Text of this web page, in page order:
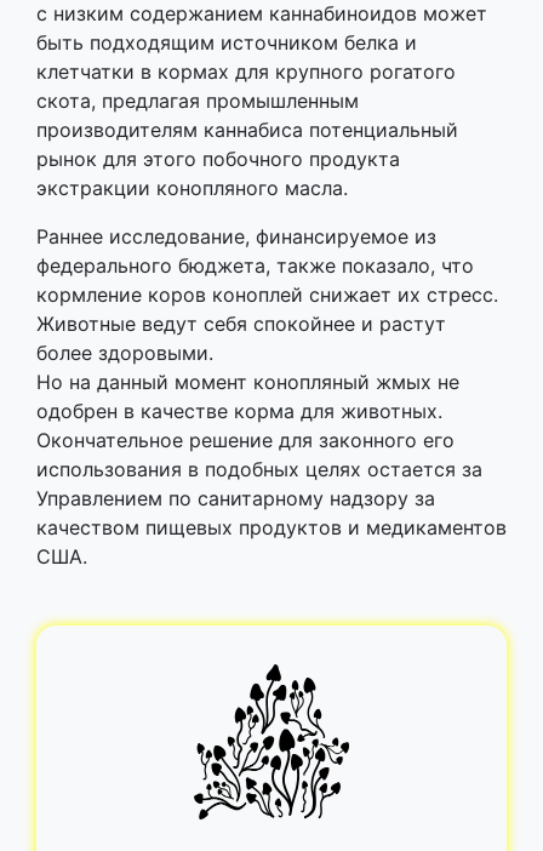
с низким содержанием каннабиноидов может
быть подходящим источником белка и
клетчатки в кормах для крупного рогатого
скота, предлагая промышленным
производителям каннабиса потенциальный
рынок для этого побочного продукта
экстракции конопляного масла.
Раннее исследование, финансируемое из
федерального бюджета, также показало, что
кормление коров коноплей снижает их стресс.
Животные ведут себя спокойнее и растут
более здоровыми.
Но на данный момент конопляный жмых не
одобрен в качестве корма для животных.
Окончательное решение для законного его
использования в подобных целях остается за
Управлением по санитарному надзору за
качеством пищевых продуктов и медикаментов
США.